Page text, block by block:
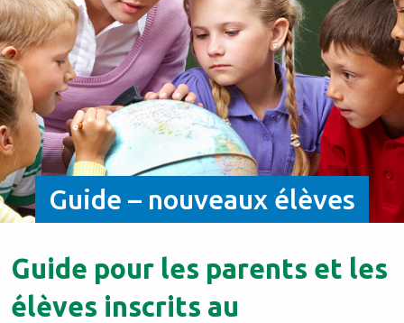
Guide – nouveaux élèves
Guide pour les parents et les
élèves inscrits au